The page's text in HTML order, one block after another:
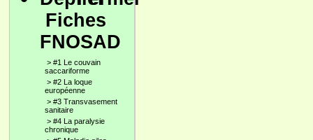
Fiches
FNOSAD
> #1 Le couvain
saccariforme
> #2 La loque
européenne
> #3 Transvasement
sanitaire
> #4 La paralysie
chronique